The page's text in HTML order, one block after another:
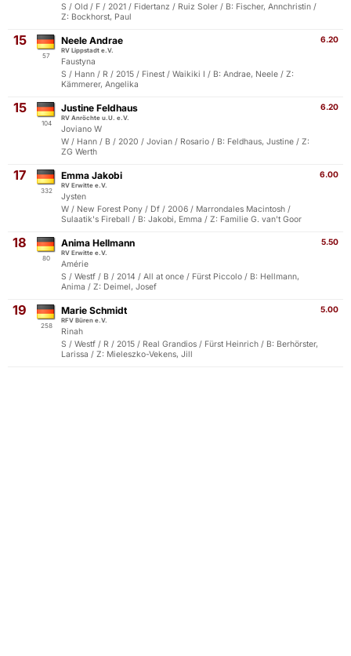
S / Old / F / 2021 / Fidertanz / Ruiz Soler / B: Fischer, Annchristin /
Z: Bockhorst, Paul
15
57
6.20
Neele Andrae
RV Lippstadt e.V.
Faustyna
S / Hann / R / 2015 / Finest / Waikiki I / B: Andrae, Neele / Z:
Kämmerer, Angelika
15
104
6.20
Justine Feldhaus
RV Anröchte u.U. e.V.
Joviano W
W / Hann / B / 2020 / Jovian / Rosario / B: Feldhaus, Justine / Z:
ZG Werth
17
332
6.00
Emma Jakobi
RV Erwitte e.V.
Jysten
W / New Forest Pony / Df / 2006 / Marrondales Macintosh /
Sulaatik's Fireball / B: Jakobi, Emma / Z: Familie G. van't Goor
18
80
5.50
Anima Hellmann
RV Erwitte e.V.
Amérie
S / Westf / B / 2014 / All at once / Fürst Piccolo / B: Hellmann,
Anima / Z: Deimel, Josef
19
258
5.00
Marie Schmidt
RFV Büren e.V.
Rinah
S / Westf / R / 2015 / Real Grandios / Fürst Heinrich / B: Berhörster,
Larissa / Z: Mieleszko-Vekens, Jill